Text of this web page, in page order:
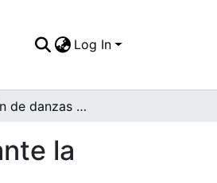
Log In
Presentación de danzas infantiles en la plaza principal, durante la celebración de las fiestas de la Neblina
la